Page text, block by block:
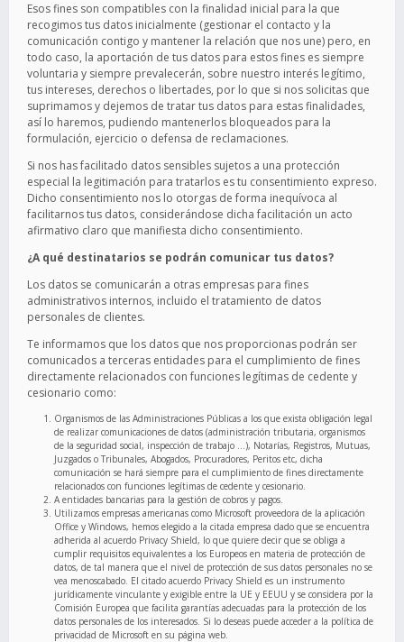
Esos fines son compatibles con la finalidad inicial para la que
recogimos tus datos inicialmente (gestionar el contacto y la
comunicación contigo y mantener la relación que nos une) pero, en
todo caso, la aportación de tus datos para estos fines es siempre
voluntaria y siempre prevalecerán, sobre nuestro interés legítimo,
tus intereses, derechos o libertades, por lo que si nos solicitas que
suprimamos y dejemos de tratar tus datos para estas finalidades,
así lo haremos, pudiendo mantenerlos bloqueados para la
formulación, ejercicio o defensa de reclamaciones.
Si nos has facilitado datos sensibles sujetos a una protección
especial la legitimación para tratarlos es tu consentimiento expreso.
Dicho consentimiento nos lo otorgas de forma inequívoca al
facilitarnos tus datos, considerándose dicha facilitación un acto
afirmativo claro que manifiesta dicho consentimiento.
¿A qué destinatarios se podrán comunicar tus datos?
Los datos se comunicarán a otras empresas para fines
administrativos internos, incluido el tratamiento de datos
personales de clientes.
Te informamos que los datos que nos proporcionas podrán ser
comunicados a terceras entidades para el cumplimiento de fines
directamente relacionados con funciones legítimas de cedente y
cesionario como:
Organismos de las Administraciones Públicas a los que exista obligación legal
de realizar comunicaciones de datos (administración tributaria, organismos
de la seguridad social, inspección de trabajo …), Notarías, Registros, Mutuas,
Juzgados o Tribunales, Abogados, Procuradores, Peritos etc, dicha
comunicación se hará siempre para el cumplimiento de fines directamente
relacionados con funciones legítimas de cedente y cesionario.
A entidades bancarias para la gestión de cobros y pagos.
Utilizamos empresas americanas como Microsoft proveedora de la aplicación
Office y Windows, hemos elegido a la citada empresa dado que se encuentra
adherida al acuerdo Privacy Shield, lo que quiere decir que se obliga a
cumplir requisitos equivalentes a los Europeos en materia de protección de
datos, de tal manera que el nivel de protección de sus datos personales no se
vea menoscabado. El citado acuerdo Privacy Shield es un instrumento
jurídicamente vinculante y exigible entre la UE y EEUU y se considera por la
Comisión Europea que facilita garantías adecuadas para la protección de los
datos personales de los interesados. Si lo deseas puede acceder a la política de
privacidad de Microsoft en su página web.